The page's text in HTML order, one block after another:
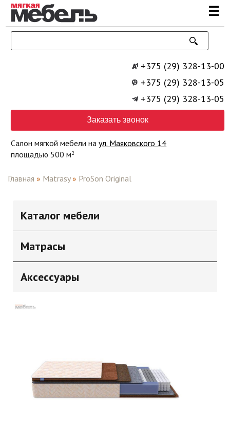
Перейти к основному содержанию ☰
+375 (29) 328-13-00
+375 (29) 328-13-05
+375 (29) 328-13-05
Заказать звонок
Салон мягкой мебели наул. Маяковского 14
площадью 500 м2
Главная » Matrasy » ProSon Original
Каталог мебели
Матрасы
Аксессуары